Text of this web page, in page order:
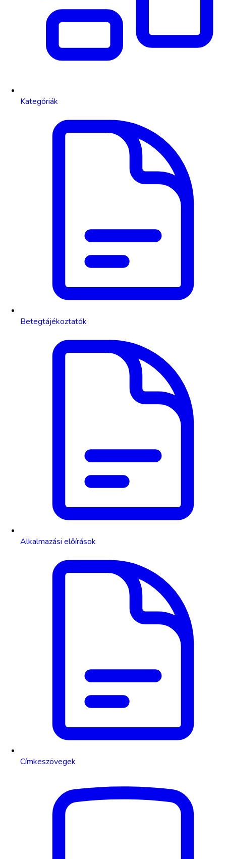
Kategóriák
Betegtájékoztatók
Alkalmazási előírások
Címkeszövegek